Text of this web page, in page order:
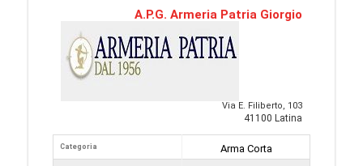
A.P.G. Armeria Patria Giorgio
Via E. Filiberto, 103
41100 Latina
Categoria
Arma Corta